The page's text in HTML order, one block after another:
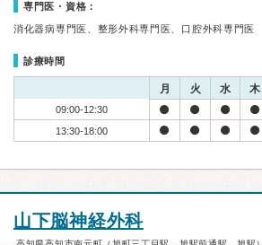
専門医・資格：
消化器病専門医、整形外科専門医、口腔外科専門医
診療時間
月 火 水 木
09:00-12:30
13:30-18:00
山下脳神経外科